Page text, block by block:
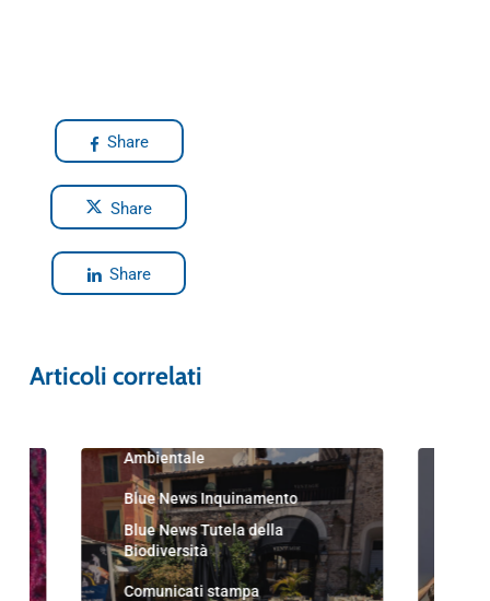
Share
Share
Share
Articoli correlati
Ambientale
Blue News Inquinamento
Blue News Tutela della
Biodiversità
Comunicati stampa